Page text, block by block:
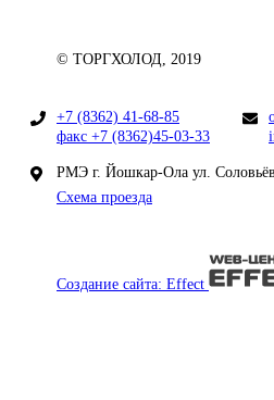
© ТОРГХОЛОД, 2019
+7 (8362) 41-68-85
факс +7 (8362)45-03-33
РМЭ г. Йошкар-Ола ул.
Схема проезда
Создание сайта: Effect